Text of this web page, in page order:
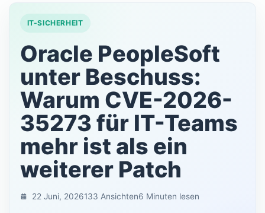
IT-SICHERHEIT
Oracle PeopleSoft
unter Beschuss:
Warum CVE-2026-
35273 für IT-Teams
mehr ist als ein
weiterer Patch
22 Juni, 2026133 Ansichten6 Minuten lesen